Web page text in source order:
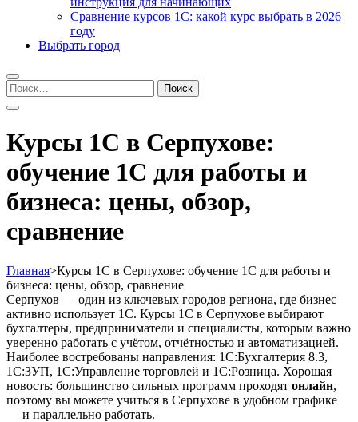
Сравнение курсов 1С: какой курс выбрать в 2026
году
Выбрать город
Найти:
Курсы 1С в Серпухове:
обучение 1С для работы и
бизнеса: цены, обзор,
сравнение
Главная>Курсы 1С в Серпухове: обучение 1С для работы и
бизнеса: цены, обзор, сравнение
Серпухов — один из ключевых городов региона, где бизнес
активно использует 1С. Курсы 1С в Серпухове выбирают
бухгалтеры, предприниматели и специалисты, которым важно
уверенно работать с учётом, отчётностью и автоматизацией.
Наиболее востребованы направления: 1С:Бухгалтерия 8.3,
1С:ЗУП, 1С:Управление торговлей и 1С:Розница. Хорошая
новость: большинство сильных программ проходят онлайн,
поэтому вы можете учиться в Серпухове в удобном графике
— и параллельно работать.